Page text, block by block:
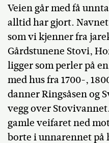
Veien går med få
alltid har gjort.
som vi kjenner fra
Gårdstunene Stovi,
ligger som perler på
med hus fra 1700-,
danner Ringsåsen og
vegg over
gamle veifaret ned
borte i unnarennet på